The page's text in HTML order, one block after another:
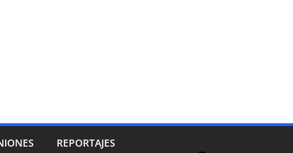
REPORTAJES